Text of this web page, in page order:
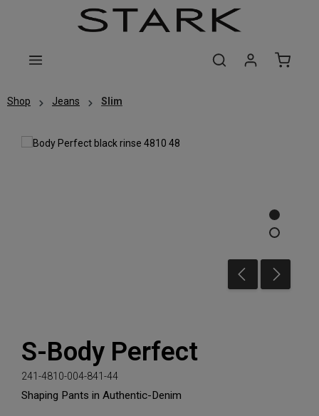
Zum Hauptinhalt springen
Shop Jeans Slim
S-Body Perfect
241-4810-004-841-44
Shaping Pants in Authentic-Denim